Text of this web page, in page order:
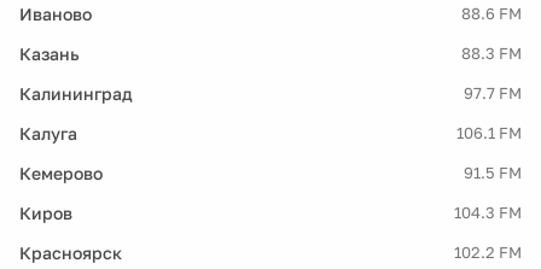
Иваново 88.6 FM
Казань 88.3 FM
Калининград 97.7 FM
Калуга 106.1 FM
Кемерово 91.5 FM
Киров 104.3 FM
Красноярск 102.2 FM